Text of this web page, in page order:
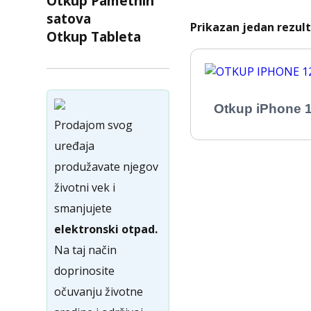
satova
Otkup Tableta
Prodajom svog
uređaja
produžavate njegov
životni vek i
smanjujete
elektronski otpad.
Na taj način
doprinosite
očuvanju životne
Prikazan jedan
Otkup iPhone